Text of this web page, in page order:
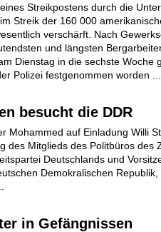
Streikpostens durch die
Streik der 160 000
verschärft. Nach
und längsten
Dienstag in die sechste Woche
Polizei festgenommen worden ...
besucht die DDR
Mohammed auf Einladung Willi
des Mitglieds des Politbüros des
Deutschlands und
Demokralischen Republik,
in Gefängnissen